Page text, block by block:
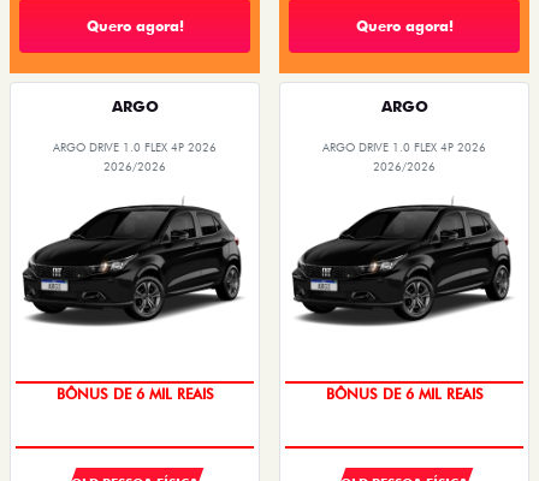
Quero agora! Quero agora!
ARGO
ARGO DRIVE 1.0 FLEX 4P 2026
2026/2026
BÔNUS DE 6 MIL REAIS
ARGO
ARGO DRIVE 1.0 FLEX 4P 2026
2026/2026
BÔNUS DE 6 MIL REAIS